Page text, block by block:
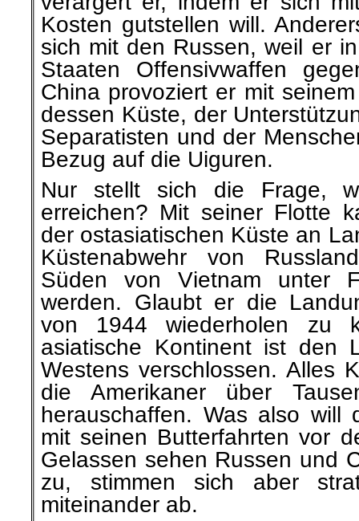
Kosten gutstellen will.
sich mit den Russen, weil er
Staaten Offensivwaffen
China provoziert er mit
dessen Küste, der
Separatisten und der
Bezug auf die Uiguren.
Nur stellt sich die Frage,
erreichen? Mit seiner Flotte
der ostasiatischen Küste an
Küstenabwehr von
Süden von Vietnam unter
werden. Glaubt er die
von 1944 wiederholen zu
asiatische Kontinent ist den
Westens verschlossen. Alles
die Amerikaner über
herauschaffen. Was also will
mit seinen Butterfahrten vor
Gelassen sehen Russen und
zu, stimmen sich aber
miteinander ab.